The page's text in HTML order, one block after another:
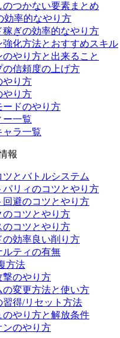
のつかない要素まとめ
効率的なやり方
稼ぎの効率的なやり方
強化方法とおすすめスキル
のやり方と出来ること
の信頼度の上げ方
やり方
やり方
ードのやり方
ー一覧
ャラ一覧
報
ツとバトルシステム
パリィのコツとやり方
回避のコツとやり方
のコツとやり方
のコツとやり方
の効率良い削り方
ルティの有無
方法
撃のやり方
の変更方法と使い方
習得/リセット方法
のやり方と解放条件
ンのやり方